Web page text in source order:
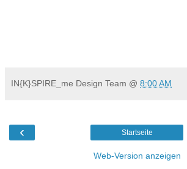
IN{K}SPIRE_me Design Team @ 8:00 AM
‹ Startseite
Web-Version anzeigen